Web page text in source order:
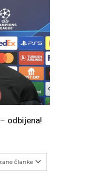
odbijena!
članke